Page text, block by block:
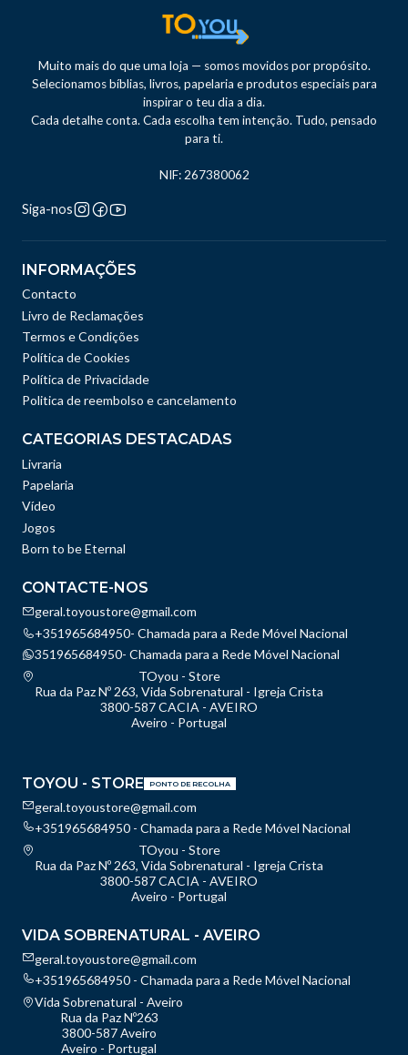
Muito mais do que uma loja — somos movidos por propósito.
Selecionamos bíblias, livros, papelaria e produtos especiais para
inspirar o teu dia a dia.
Cada detalhe conta. Cada escolha tem intenção. Tudo, pensado
para ti.
NIF: 267380062
Siga-nos
INFORMAÇÕES
Contacto
Livro de Reclamações
Termos e Condições
Política de Cookies
Política de Privacidade
Politica de reembolso e cancelamento
CATEGORIAS DESTACADAS
Livraria
Papelaria
Vídeo
Jogos
Born to be Eternal
CONTACTE-NOS
geral.toyoustore@gmail.com
+351965684950- Chamada para a Rede Móvel Nacional
351965684950- Chamada para a Rede Móvel Nacional
TOyou - Store
Rua da Paz Nº 263, Vida Sobrenatural - Igreja Crista
3800-587 CACIA - AVEIRO
Aveiro - Portugal
TOYOU - STORE PONTO DE RECOLHA
geral.toyoustore@gmail.com
+351965684950 - Chamada para a Rede Móvel Nacional
TOyou - Store
Rua da Paz Nº 263, Vida Sobrenatural - Igreja Crista
3800-587 CACIA - AVEIRO
Aveiro - Portugal
VIDA SOBRENATURAL - AVEIRO
geral.toyoustore@gmail.com
+351965684950 - Chamada para a Rede Móvel Nacional
Vida Sobrenatural - Aveiro
Rua da Paz Nº263
3800-587 Aveiro
Aveiro - Portugal